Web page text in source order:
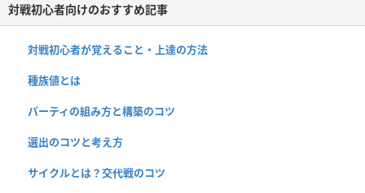
対戦初心者向けのおすすめ記事
対戦初心者が覚えること・上達の方法
種族値とは
パーティの組み方と構築のコツ
選出のコツと考え方
サイクルとは？交代戦のコツ